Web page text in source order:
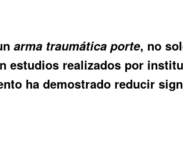
arma traumática porte, no
estudios realizados por
ha demostrado reducir